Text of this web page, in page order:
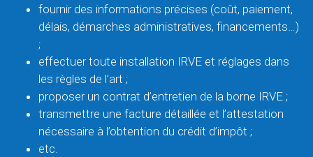
fournir des informations précises (coût, paiement,
délais, démarches administratives, financements…)
;
effectuer toute installation IRVE et réglages dans
les règles de l’art ;
proposer un contrat d’entretien de la borne IRVE ;
transmettre une facture détaillée et l’attestation
nécessaire à l’obtention du crédit d’impôt ;
etc.